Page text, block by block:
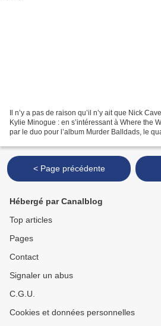
Il n’y a pas de raison qu’il n’y ait que Nick
Kylie Minogue : en s’intéressant à Where the
par le duo pour l’album Murder Balldads, le
< Page précédente
Hébergé par Canalblog
Top articles
Pages
Contact
Signaler un abus
C.G.U.
Cookies et données personnelles